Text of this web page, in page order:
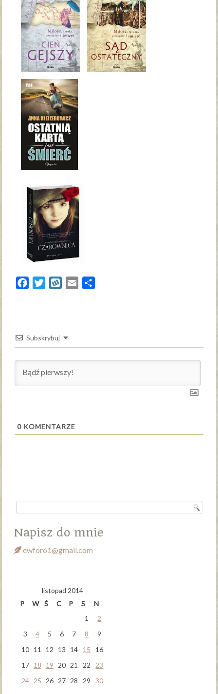
FacebookTwitterWykopEmail
Subskrybuj
0 KOMENTARZE
Napisz do mnie
ewfor61@gmail.com
listopad 2014
P
W Ś C P S
N
1
2
3
4 5 6 7 8
9
10 11 12 13 14 15
16
17 18 19 20 21 22
23
24 25 26 27 28 29 30